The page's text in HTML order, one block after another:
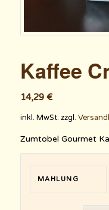
Kaffee
14,29 €
inkl. MwSt. zzgl.
Zumtobel Gourmet
MAHLUNG